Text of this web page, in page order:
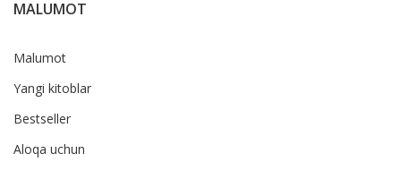
MALUMOT
Malumot
Yangi kitoblar
Bestseller
Aloqa uchun